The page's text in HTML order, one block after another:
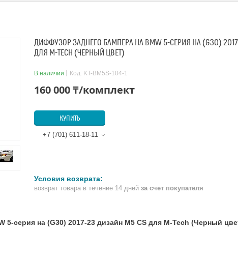
ДИФФУЗОР ЗАДНЕГО БАМПЕРА НА BMW 5-СЕРИЯ НА (G30)
ДЛЯ M-TECH (ЧЕРНЫЙ ЦВЕТ)
В наличии Код: KT-BM5S-104-1
160 000 ₸/комплект
КУПИТЬ
+7 (701) 611-18-11
возврат товара в течение 14 дней за счет покупателя
5-серия на (G30) 2017-23 дизайн M5 CS для M-Tech (Черный